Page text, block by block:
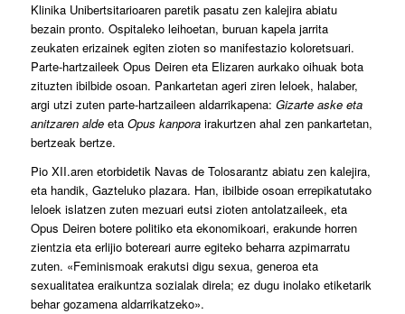
Klinika Unibertsitarioaren paretik pasatu zen kalejira abiatu
bezain pronto. Ospitaleko leihoetan, buruan kapela jarrita
zeukaten erizainek egiten zioten so manifestazio koloretsuari.
Parte-hartzaileek Opus Deiren eta Elizaren aurkako oihuak bota
zituzten ibilbide osoan. Pankartetan ageri ziren leloek, halaber,
argi utzi zuten parte-hartzaileen aldarrikapena: Gizarte aske eta
anitzaren aldeeta Opus kanporairakurtzen ahal zen pankartetan,
bertzeak bertze.
Pio XII.aren etorbidetik Navas de Tolosarantz abiatu zen kalejira,
eta handik, Gazteluko plazara. Han, ibilbide osoan errepikatutako
leloek islatzen zuten mezuari eutsi zioten antolatzaileek, eta
Opus Deiren botere politiko eta ekonomikoari, erakunde horren
zientzia eta erlijio botereari aurre egiteko beharra azpimarratu
zuten. «Feminismoak erakutsi digu sexua, generoa eta
sexualitatea eraikuntza sozialak direla; ez dugu inolako etiketarik
behar gozamena aldarrikatzeko».